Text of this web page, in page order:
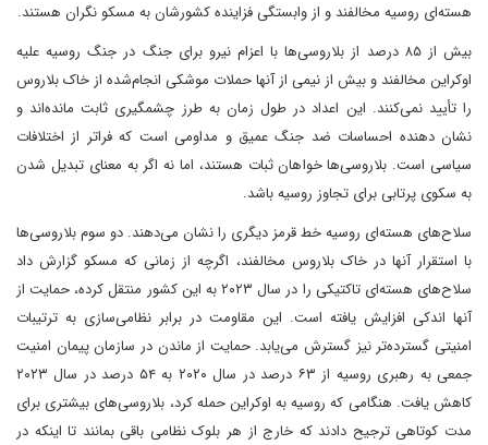
هسته‌ای روسیه مخالفند و از وابستگی فزاینده کشورشان به مسکو نگران هستند.
بیش از ۸۵ درصد از بلاروسی‌ها با اعزام نیرو برای جنگ در جنگ روسیه علیه
اوکراین مخالفند و بیش از نیمی از آنها حملات موشکی انجام‌شده از خاک بلاروس
را تأیید نمی‌کنند. این اعداد در طول زمان به طرز چشمگیری ثابت مانده‌اند و
نشان دهنده احساسات ضد جنگ عمیق و مداومی است که فراتر از اختلافات
سیاسی است. بلاروسی‌ها خواهان ثبات هستند، اما نه اگر به معنای تبدیل شدن
به سکوی پرتابی برای تجاوز روسیه باشد.
سلاح‌های هسته‌ای روسیه خط قرمز دیگری را نشان می‌دهند. دو سوم بلاروسی‌ها
با استقرار آنها در خاک بلاروس مخالفند، اگرچه از زمانی که مسکو گزارش داد
سلاح‌های هسته‌ای تاکتیکی را در سال ۲۰۲۳ به این کشور منتقل کرده، حمایت از
آنها اندکی افزایش یافته است. این مقاومت در برابر نظامی‌سازی به ترتیبات
امنیتی گسترده‌تر نیز گسترش می‌یابد. حمایت از ماندن در سازمان پیمان امنیت
جمعی به رهبری روسیه از ۶۳ درصد در سال ۲۰۲۰ به ۵۴ درصد در سال ۲۰۲۳
کاهش یافت. هنگامی که روسیه به اوکراین حمله کرد، بلاروسی‌های بیشتری برای
مدت کوتاهی ترجیح دادند که خارج از هر بلوک نظامی باقی بمانند تا اینکه در